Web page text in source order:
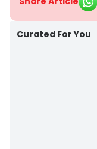
Curated For You